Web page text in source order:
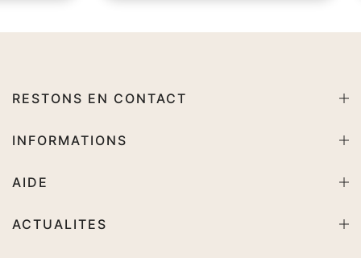
RESTONS EN CONTACT
INFORMATIONS
AIDE
ACTUALITES